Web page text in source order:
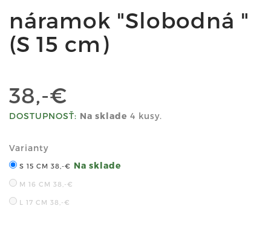
náramok "Slobodná "
(S 15 cm)
38,-€
DOSTUPNOSŤ: Na sklade 4 kusy.
Varianty
S 15 CM 38,-€ Na sklade
M 16 CM 38,-€
L 17 CM 38,-€